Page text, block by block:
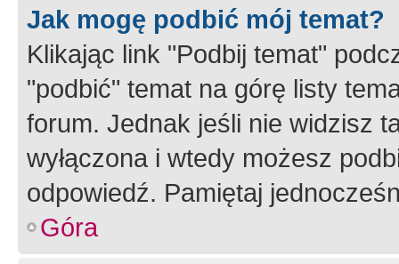
Jak mogę podbić mój temat?
Klikając link "Podbij temat"
"podbić" temat na górę listy
forum. Jednak jeśli nie widzisz
wyłączona i wtedy możesz
odpowiedź. Pamiętaj
Góra